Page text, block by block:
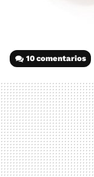
10 comentarios